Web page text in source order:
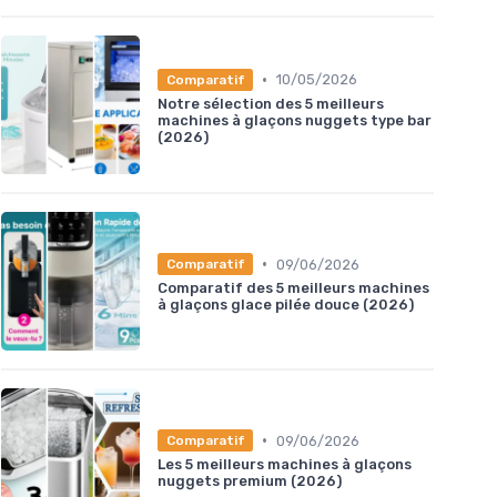
Comparatif • 10/05/2026
Notre sélection des 5 meilleurs
machines à glaçons nuggets type bar
(2026)
Comparatif • 09/06/2026
Comparatif des 5 meilleurs machines
à glaçons glace pilée douce (2026)
Comparatif • 09/06/2026
Les 5 meilleurs machines à glaçons
nuggets premium (2026)